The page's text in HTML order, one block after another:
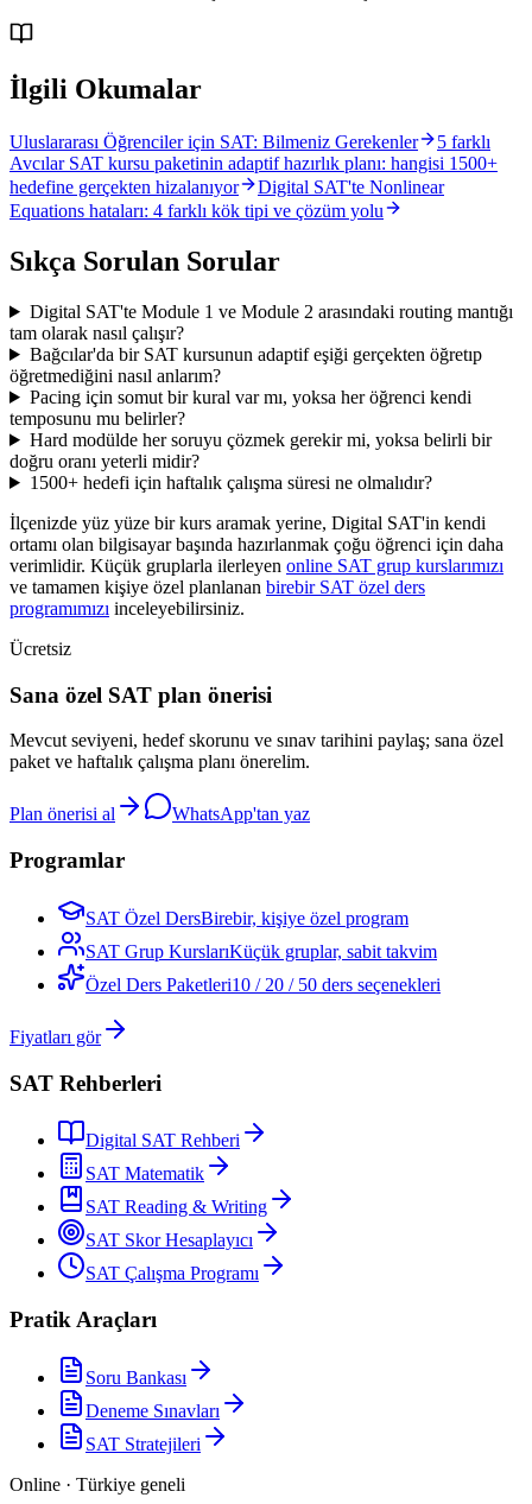
İlgili Okumalar
Uluslararası Öğrenciler için SAT: Bilmeniz Gerekenler
5 farklı
Avcılar SAT kursu paketinin adaptif hazırlık planı: hangisi 1500+
hedefine gerçekten hizalanıyor
Digital SAT'te Nonlinear
Equations hataları: 4 farklı kök tipi ve çözüm yolu
Sıkça Sorulan Sorular
Digital SAT'te Module 1 ve Module 2 arasındaki routing mantığı
tam olarak nasıl çalışır?
Bağcılar'da bir SAT kursunun adaptif eşiği gerçekten öğretıp
öğretmediğini nasıl anlarım?
Pacing için somut bir kural var mı, yoksa her öğrenci kendi
temposunu mu belirler?
Hard modülde her soruyu çözmek gerekir mi, yoksa belirli bir
doğru oranı yeterli midir?
1500+ hedefi için haftalık çalışma süresi ne olmalıdır?
İlçenizde yüz yüze bir kurs aramak yerine, Digital SAT'in kendi
ortamı olan bilgisayar başında hazırlanmak çoğu öğrenci için daha
verimlidir. Küçük gruplarla ilerleyen online SAT grup kurslarımızı
ve tamamen kişiye özel planlanan birebir SAT özel ders
programımızı inceleyebilirsiniz.
Ücretsiz
Sana özel SAT plan önerisi
Mevcut seviyeni, hedef skorunu ve sınav tarihini paylaş; sana özel
paket ve haftalık çalışma planı önerelim.
Plan önerisi al WhatsApp'tan yaz
Programlar
SAT Özel DersBirebir, kişiye özel program
SAT Grup KurslarıKüçük gruplar, sabit takvim
Özel Ders Paketleri10 / 20 / 50 ders seçenekleri
Fiyatları gör
SAT Rehberleri
Digital SAT Rehberi
SAT Matematik
SAT Reading & Writing
SAT Skor Hesaplayıcı
SAT Çalışma Programı
Pratik Araçları
Soru Bankası
Deneme Sınavları
SAT Stratejileri
Online · Türkiye geneli